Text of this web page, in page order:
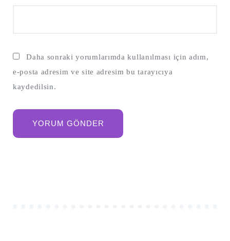
Daha sonraki yorumlarımda kullanılması için adım,
e-posta adresim ve site adresim bu tarayıcıya
kaydedilsin.